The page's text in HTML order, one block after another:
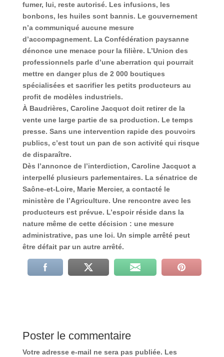
fumer, lui, reste autorisé. Les infusions, les
bonbons, les huiles sont bannis. Le gouvernement
n’a communiqué aucune mesure
d’accompagnement. La Confédération paysanne
dénonce une menace pour la filière. L’Union des
professionnels parle d’une aberration qui pourrait
mettre en danger plus de 2 000 boutiques
spécialisées et sacrifier les petits producteurs au
profit de modèles industriels.
À Baudrières, Caroline Jacquot doit retirer de la
vente une large partie de sa production. Le temps
presse. Sans une intervention rapide des pouvoirs
publics, c’est tout un pan de son activité qui risque
de disparaître.
Dès l’annonce de l’interdiction, Caroline Jacquot a
interpellé plusieurs parlementaires. La sénatrice de
Saône-et-Loire, Marie Mercier, a contacté le
ministère de l’Agriculture. Une rencontre avec les
producteurs est prévue. L’espoir réside dans la
nature même de cette décision : une mesure
administrative, pas une loi. Un simple arrêté peut
être défait par un autre arrêté.
Poster le commentaire
Votre adresse e-mail ne sera pas publiée. Les